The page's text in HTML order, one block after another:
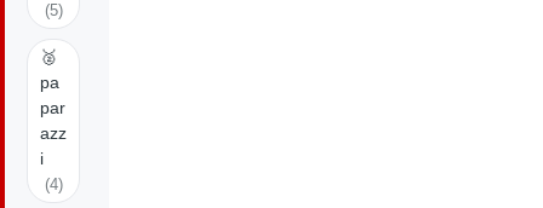
(5)
🥈
pa
par
azz
i
(4)